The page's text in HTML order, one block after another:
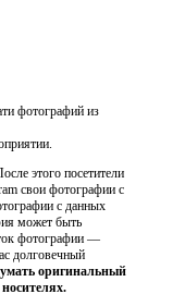
фотографий из
этого посетители
свои фотографии с
с данных
может быть
фотографии —
долговечный
оригинальный